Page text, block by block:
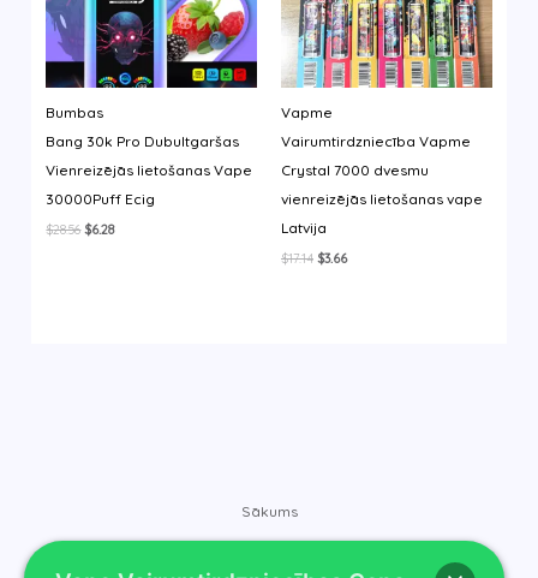
Bumbas
Bang 30k Pro Dubultgaršas
Vienreizējās lietošanas Vape
30000Puff Ecig
$28.56Original
$6.28Current
Vapme
Vairumtirdzniecība Vapme
Crystal 7000 dvesmu
vienreizējās lietošanas vape
Latvija
$17.14 Original
$3.66Current
Sākums